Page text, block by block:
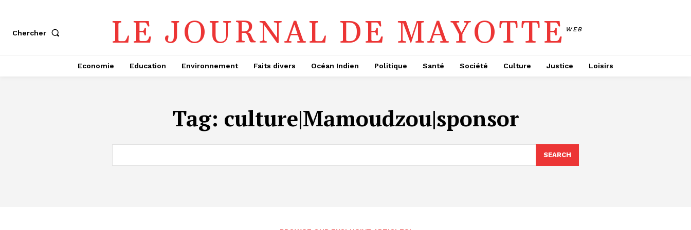
Chercher LE JOURNAL DE MAYOTTE WEB
Economie Education Environnement Faits divers Océan Indien Politique Santé Société Culture Justice Loisirs
Tag: culture|Mamoudzou|sponsor
SEARCH